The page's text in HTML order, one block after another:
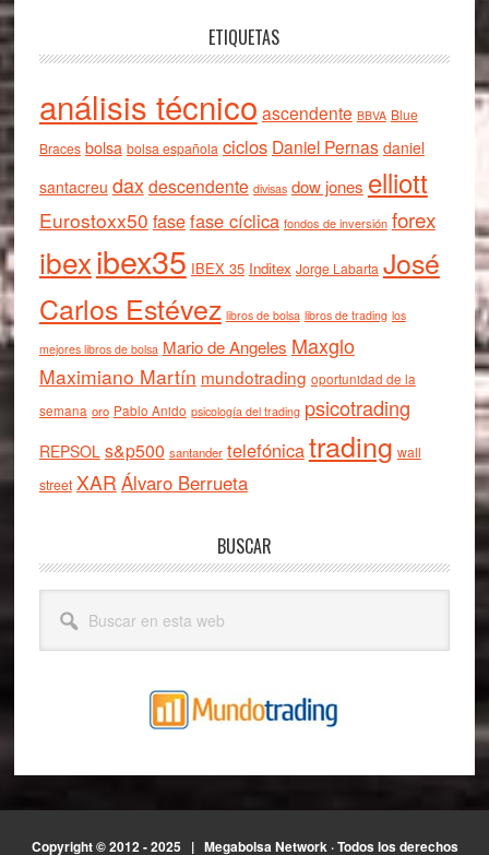
ETIQUETAS
análisis técnico ascendente BBVA Blue
Braces bolsa bolsa española ciclos Daniel Pernas daniel
santacreu daxdescendente divisas dow jones elliott
Eurostoxx50 fasefase cíclica fondos de inversión forex
ibexibex35 IBEX 35 Inditex Jorge Labarta José
Carlos Estévez libros de bolsa libros de trading los
mejores libros de bolsa Mario de Angeles Maxglo
Maximiano Martín mundotrading oportunidad de la
semana oro Pablo Anido psicología del trading psicotrading
REPSOL s&p500 santander telefónicatrading wall
street XAR Álvaro Berrueta
BUSCAR
esta
Copyright © 2012 - 2025 | Megabolsa Network· Todos los derechos